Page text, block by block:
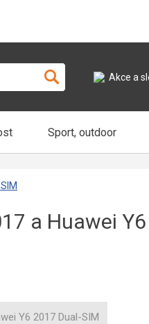
Akce a
Sport, outdoor
a Huawei
Y6 2017 Dual-SIM